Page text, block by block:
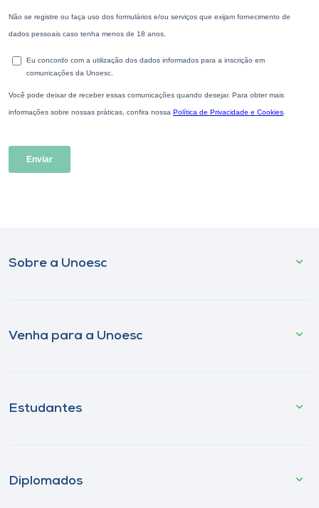
Sobre a Unoesc
Venha para a Unoesc
Estudantes
Diplomados